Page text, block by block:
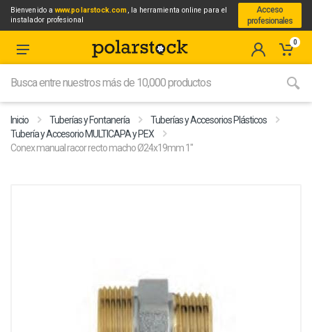
Bienvenido awww.polarstock.com, la herramienta online para el
instalador profesional
Acceso
profesionales
0
Inicio Tuberías y Fontanería
Tuberías y Accesorios Plásticos
Tubería y Accesorio MULTICAPA y PEX
Conex manual racor recto macho Ø24x19mm 1"